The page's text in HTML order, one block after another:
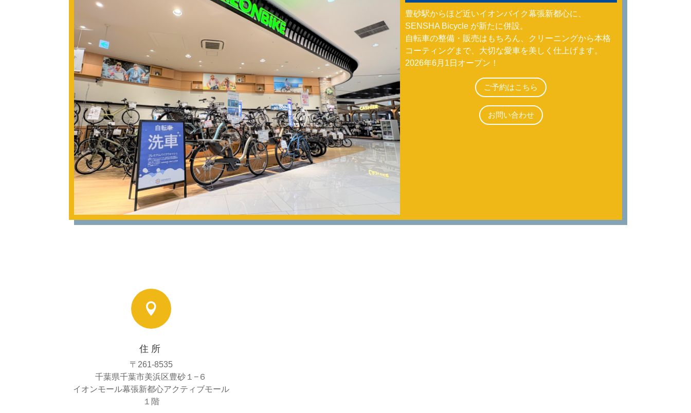
豊砂駅からほど近いイオンバイク幕張新都心に、
SENSHA Bicycle が新たに併設。
自転車の整備・販売はもちろん、クリーニングから本格
コーティングまで、大切な愛車を美しく仕上げます。
2026年6月1日オープン！
ご予約はこちら
お問い合わせ

住所
〒261-8535
千葉県千葉市美浜区豊砂１−６
イオンモール幕張新都心アクティブモール
１階